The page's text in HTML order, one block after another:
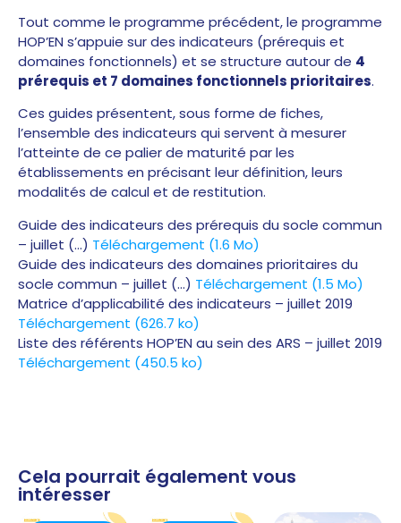
Tout comme le programme précédent, le programme
HOP’EN s’appuie sur des indicateurs (prérequis et
domaines fonctionnels) et se structure autour de 4
prérequis et 7 domaines fonctionnels prioritaires.
Ces guides présentent, sous forme de fiches,
l’ensemble des indicateurs qui servent à mesurer
l’atteinte de ce palier de maturité par les
établissements en précisant leur définition, leurs
modalités de calcul et de restitution.
Guide des indicateurs des prérequis du socle commun
– juillet (…) Téléchargement (1.6 Mo)
Guide des indicateurs des domaines prioritaires du
socle commun – juillet (…) Téléchargement (1.5 Mo)
Matrice d’applicabilité des indicateurs – juillet 2019
Téléchargement (626.7 ko)
Liste des référents HOP’EN au sein des ARS – juillet 2019
Téléchargement (450.5 ko)
Cela pourrait également vous
intéresser